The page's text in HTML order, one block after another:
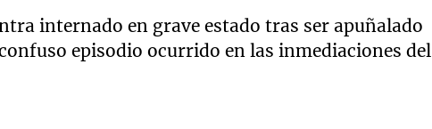
internado en grave estado tras ser apuñalado
episodio ocurrido en las inmediaciones del